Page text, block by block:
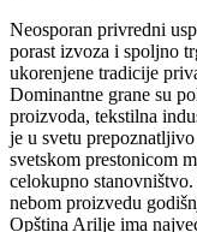
Neosporan privredni
porast izvoza i spoljno
ukorenjene tradicije
Dominantne grane su
proizvoda, tekstilna
je u svetu
svetskom prestonicom
celokupno
nebom proizvedu
Opština Arilje ima